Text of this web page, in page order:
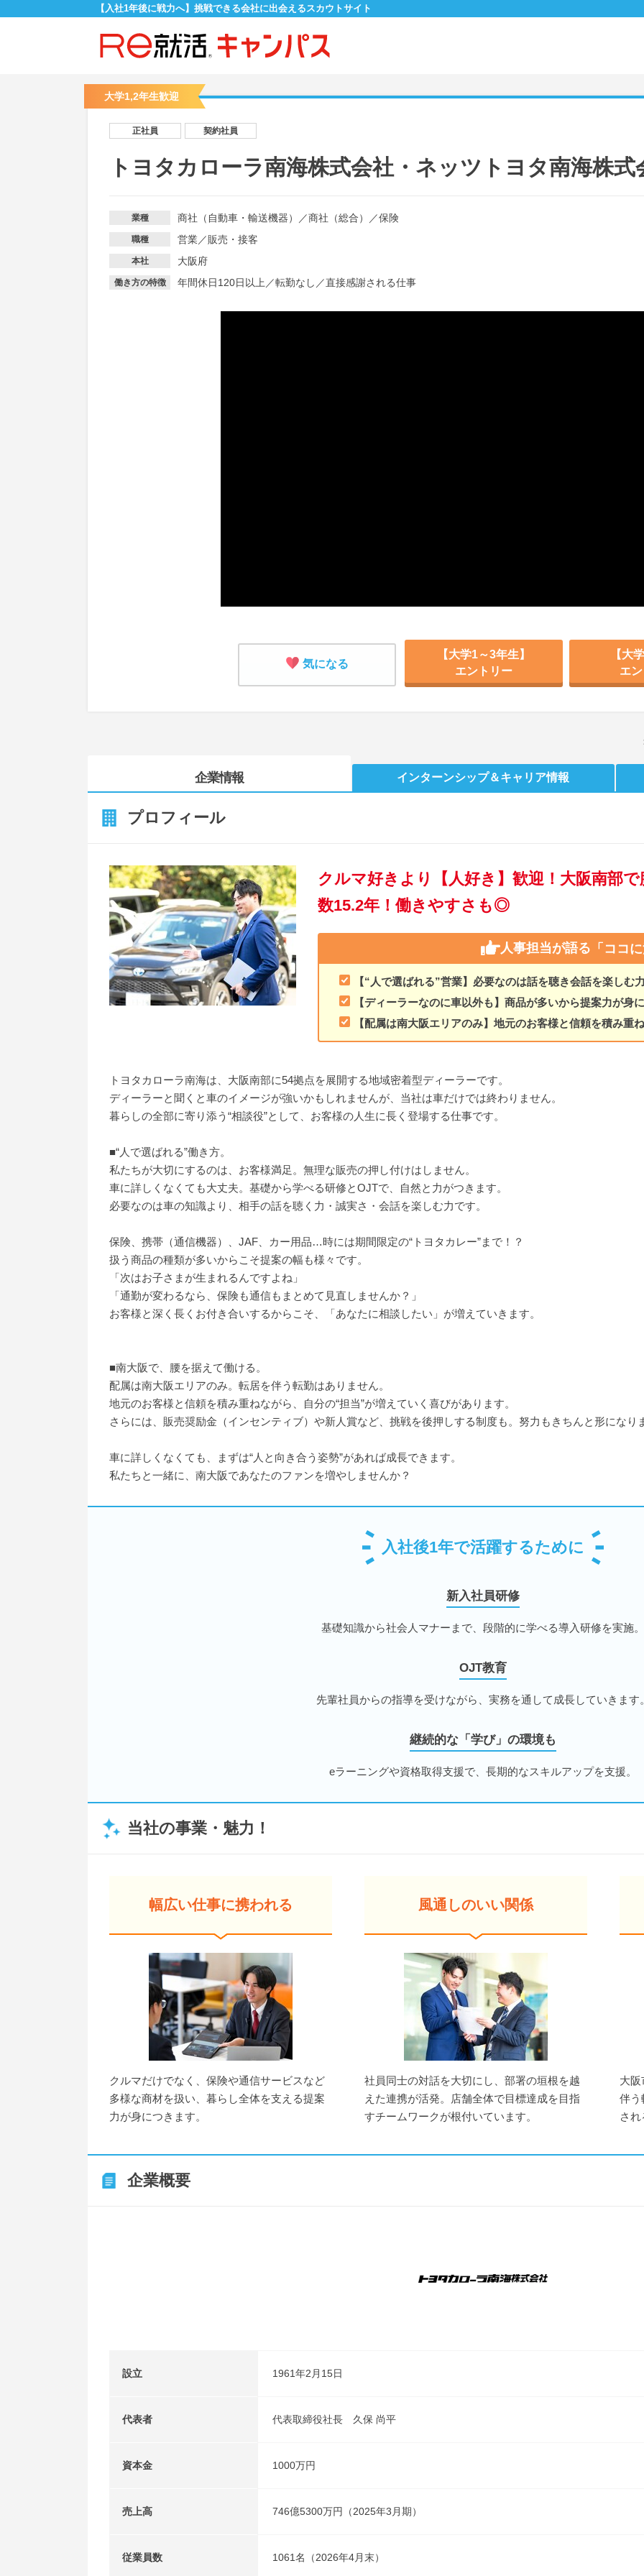
【入社1年後に戦力へ】挑戦できる会社に出会えるスカウトサイト
大学1,2年生歓迎
正社員 契約社員
トヨタカローラ南海株式会社・ネッツトヨタ南海株式
業種 商社（自動車・輸送機器） ／商社（総合） ／保険
職種 営業／販売・接客
本社 大阪府
働き方の特徴 年間休日120日以上 ／転勤なし ／直接感謝される仕事
気になる
【大学1～3年生】
エントリー
【大
エ
企業情報 インターンシップ＆キャリア情報
プロフィール
クルマ好きより【人好き】歓迎！大阪南部
数15.2年！働きやすさも◎
人事担当が語る 「ココ
【“人で選ばれる”営業】必要なのは話を聴き会話を楽しむ
【ディーラーなのに車以外も】商品が多いから提案力が身
【配属は南大阪エリアのみ】地元のお客様と信頼を積み重
トヨタカローラ南海は、大阪南部に54拠点を展開する地域密着型ディーラーです。
ディーラーと聞くと車のイメージが強いかもしれませんが、当社は車だけでは終わりません。
暮らしの全部に寄り添う“相談役”として、お客様の人生に長く登場する仕事です。
■“人で選ばれる”働き方。
私たちが大切にするのは、お客様満足。無理な販売の押し付けはしません。
車に詳しくなくても大丈夫。基礎から学べる研修とOJTで、自然と力がつきます。
必要なのは車の知識より、相手の話を聴く力・誠実さ・会話を楽しむ力です。
保険、携帯（通信機器）、JAF、カー用品…時には期間限定の“トヨタカレー”まで！？
扱う商品の種類が多いからこそ提案の幅も様々です。
「次はお子さまが生まれるんですよね」
「通勤が変わるなら、保険も通信もまとめて見直しませんか？」
お客様と深く長くお付き合いするからこそ、「あなたに相談したい」が増えていきます。
■南大阪で、腰を据えて働ける。
配属は南大阪エリアのみ。転居を伴う転勤はありません。
地元のお客様と信頼を積み重ねながら、自分の“担当”が増えていく喜びがあります。
さらには、販売奨励金（インセンティブ）や新人賞など、挑戦を後押しする制度も。努力もきちんと形になり
車に詳しくなくても、まずは“人と向き合う姿勢”があれば成長できます。
私たちと一緒に、南大阪であなたのファンを増やしませんか？
入社後1年で活躍するために
新入社員研修
基礎知識から社会人マナーまで、段階的に学べる導入研修を実施。
OJT教育
先輩社員からの指導を受けながら、実務を通して成長していきます
継続的な「学び」の環境も
eラーニングや資格取得支援で、長期的なスキルアップを支援。
当社の事業・魅力！
幅広い仕事に携われる
クルマだけでなく、保険や通信サービスなど
多様な商材を扱い、暮らし全体を支える提案
力が身につきます。
風通しのいい関係
社員同士の対話を大切にし、部署の垣根を越
えた連携が活発。店舗全体で目標達成を目指
すチームワークが根付いています。
大
伴う
さ
企業概要
設立 1961年2月15日
代表者 代表取締役社長 久保 尚平
資本金 1000万円
売上高 746億5300万円（2025年3月期）
従業員数 1061名（2026年4月末）